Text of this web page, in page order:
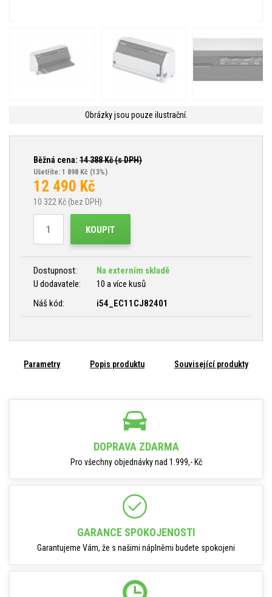
Obrázky jsou pouze ilustrační.
Běžná cena: 14 388Kč (s DPH)
Ušetříte: 1 898 Kč (13%)
12 490 Kč
10 322 Kč (bez DPH)
KOUPIT
Dostupnost:
Na externím skladě
U dodavatele:
10 a více kusů
Náš kód:
i54_EC11CJ82401
Parametry Popis produktu Související produkty
DOPRAVA ZDARMA
Pro všechny objednávky nad 1.999,- Kč
GARANCE SPOKOJENOSTI
Garantujeme Vám, že s našimi náplněmi budete spokojeni